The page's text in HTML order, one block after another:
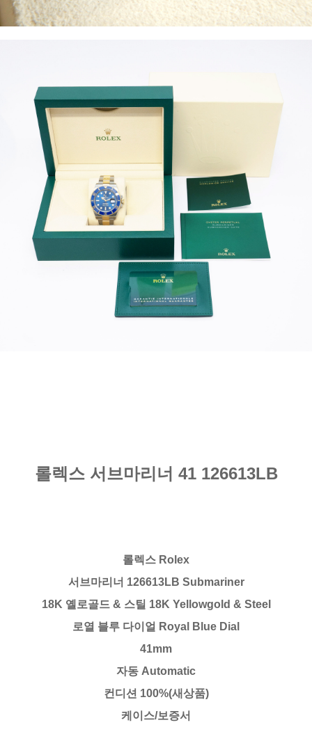
롤렉스 서브마리너 41 126613LB
롤렉스 Rolex
서브마리너 126613LB Submariner
18K 옐로골드 & 스틸 18K Yellowgold & Steel
로열 블루 다이얼 Royal Blue Dial
41mm
자동 Automatic
컨디션 100%(새상품)
케이스/보증서